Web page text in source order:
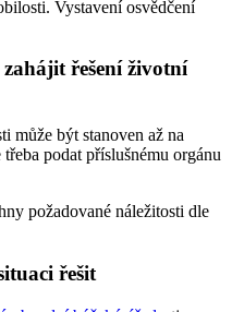
Vystavení osvědčení
řešení životní
může být stanoven až na
podat příslušnému orgánu
požadované náležitosti dle
řešit